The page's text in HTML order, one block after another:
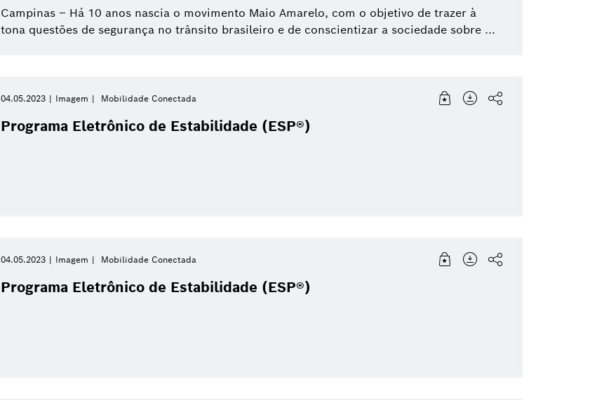
Campinas – Há 10 anos nascia o movimento Maio Amarelo, com o objetivo de trazer à
tona questões de segurança no trânsito brasileiro e de conscientizar a sociedade sobre ...
04.05.2023 Imagem Mobilidade Conectada
Programa Eletrônico de Estabilidade (ESP®)
04.05.2023 Imagem Mobilidade Conectada
Programa Eletrônico de Estabilidade (ESP®)